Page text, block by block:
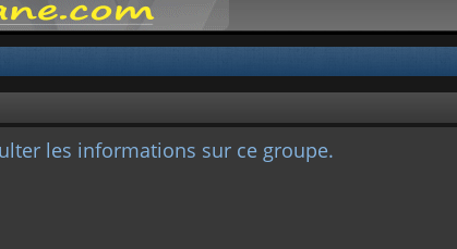
les informations sur ce groupe.